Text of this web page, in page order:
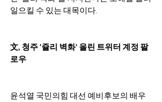
일으킬 수 있는 대목이다.
文, 청주 '쥴리 벽화' 올린 트위터 계정 팔
로우
윤석열 국민의힘 대선 예비후보의 배우